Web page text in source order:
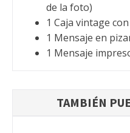
de la foto)
1 Caja vintage
1 Mensaje en
1 Mensaje
TAMBIÉN